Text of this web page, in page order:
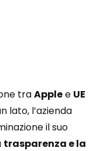
traApplee UE
lato, l’azienda
il suo
trasparenza e la